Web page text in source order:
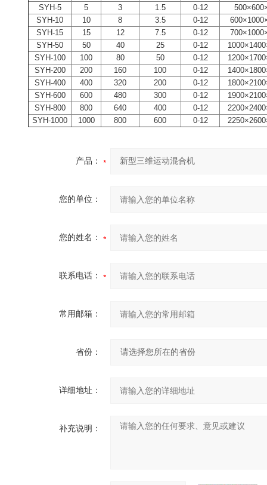
SYH-5
5 3 1.5 0-12
SYH-10
10 8 3.5 0-12
SYH-15
15 12 7.5 0-12
SYH-50
50 40 25 0-12
SYH-100
100 80 50 0-12
SYH-200
200 160 100 0-12
SYH-400
400 320 200 0-12
SYH-600
600 480 300 0-12
SYH-800
800 640 400 0-12
SYH-1000
1000 800 600 0-12
产品：
您的单位：
您的姓名：
联系电话：
常用邮箱：
省份：
详细地址：
补充说明：